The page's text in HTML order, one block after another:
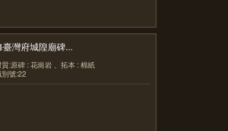
灣府城隍廟碑...
:原碑 : 花崗岩 、拓本 : 棉紙
號:22